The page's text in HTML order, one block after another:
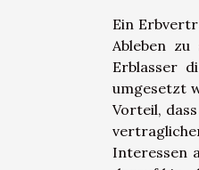
Ein
Ableben
Erblasser
umgesetzt
Vorteil,
Interessen